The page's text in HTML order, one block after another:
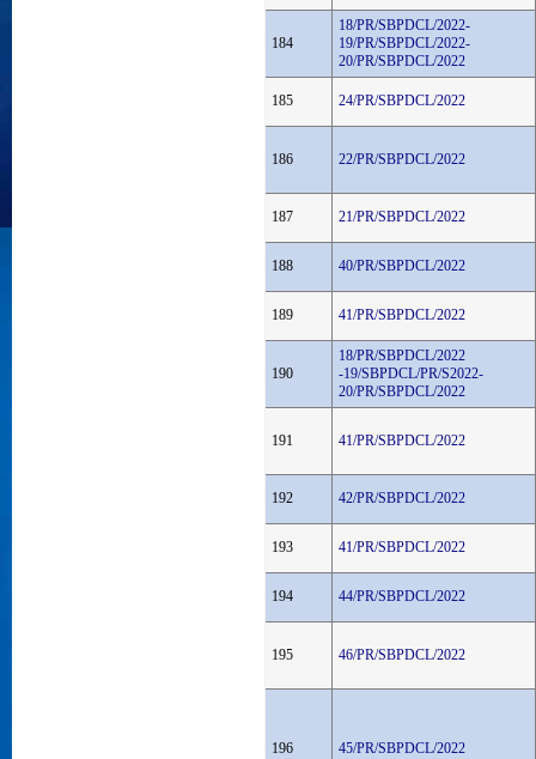
184
18/PR/SBPDCL/2022-
19/PR/SBPDCL/2022-
20/PR/SBPDCL/2022
185 24/PR/SBPDCL/2022
186 22/PR/SBPDCL/2022
187 21/PR/SBPDCL/2022
188 40/PR/SBPDCL/2022
189 41/PR/SBPDCL/2022
190
18/PR/SBPDCL/2022
-19/SBPDCL/PR/S2022-
20/PR/SBPDCL/2022
191 41/PR/SBPDCL/2022
192 42/PR/SBPDCL/2022
193 41/PR/SBPDCL/2022
194 44/PR/SBPDCL/2022
195 46/PR/SBPDCL/2022
196 45/PR/SBPDCL/2022